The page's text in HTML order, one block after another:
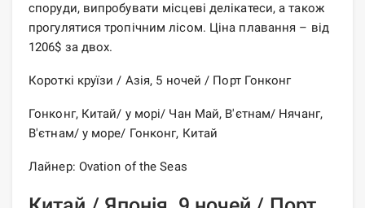
споруди, випробувати місцеві делікатеси, а також
прогулятися тропічним лісом. Ціна плавання – від
1206$ за двох.
Короткі круїзи / Азія, 5 ночей / Порт Гонконг
Гонконг, Китай/ у морі/ Чан Май, В'єтнам/ Нячанг,
В'єтнам/ у море/ Гонконг, Китай
Лайнер: Ovation of the Seas